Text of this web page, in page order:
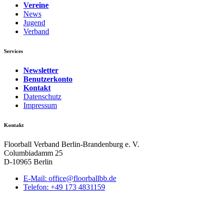
Vereine
News
Jugend
Verband
Services
Newsletter
Benutzerkonto
Kontakt
Datenschutz
Impressum
Kontakt
Floorball Verband Berlin-Brandenburg e. V.
Columbiadamm 25
D-10965 Berlin
E-Mail: ed.bbllabroolf@eciffo
Telefon: +49 173 4831159